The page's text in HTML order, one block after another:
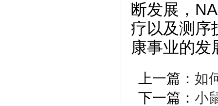
断发展，
疗以及测序
康事业的发
上一篇： 如
下一篇： 小